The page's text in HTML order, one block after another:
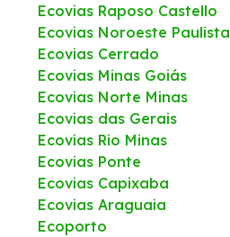
Ecovias Raposo Castello
Ecovias Noroeste Paulista
Ecovias Cerrado
Ecovias Minas Goiás
Ecovias Norte Minas
Ecovias das Gerais
Ecovias Rio Minas
Ecovias Ponte
Ecovias Capixaba
Ecovias Araguaia
Ecoporto